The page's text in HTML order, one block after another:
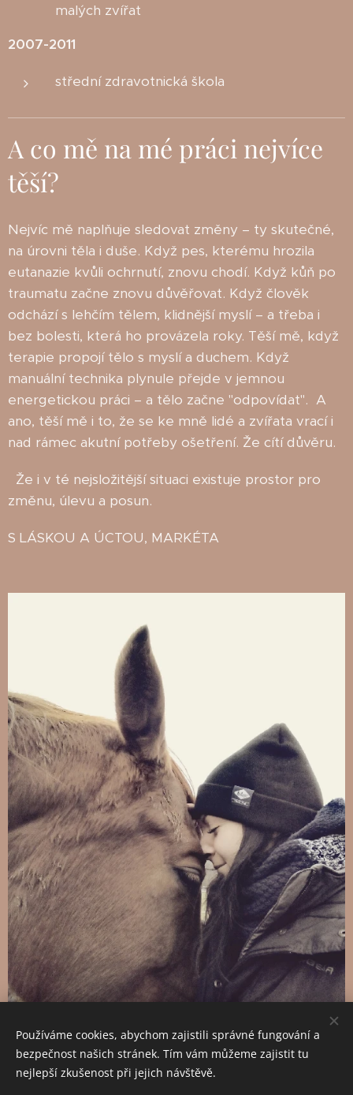
malých zvířat
2007-2011
střední zdravotnická škola
A co mě na mé práci nejvíce
těší?
Nejvíc mě naplňuje sledovat změny – ty skutečné,
na úrovni těla i duše. Když pes, kterému hrozila
eutanazie kvůli ochrnutí, znovu chodí. Když kůň po
traumatu začne znovu důvěřovat. Když člověk
odchází s lehčím tělem, klidnější myslí – a třeba i
bez bolesti, která ho provázela roky. Těší mě, když
terapie propojí tělo s myslí a duchem. Když
manuální technika plynule přejde v jemnou
energetickou práci – a tělo začne "odpovídat". A
ano, těší mě i to, že se ke mně lidé a zvířata vrací i
nad rámec akutní potřeby ošetření. Že cítí důvěru.
Že i v té nejsložitější situaci existuje prostor pro
změnu, úlevu a posun.
S LÁSKOU A ÚCTOU, MARKÉTA
Používáme cookies, abychom zajistili správné fungování a
bezpečnost našich stránek. Tím vám můžeme zajistit tu
nejlepší zkušenost při jejich návštěvě.